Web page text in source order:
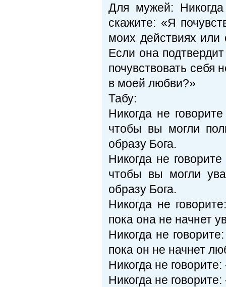
Для мужей:
скажите: «Я
моих действиях или
Если она
почувствовать
в моей любви?»
Табу:
Никогда не
чтобы вы могли
образу Бога.
Никогда не
чтобы вы могли
образу Бога.
Никогда не
пока она не начнет
Никогда не
пока он не начнет
Никогда не
Никогда не